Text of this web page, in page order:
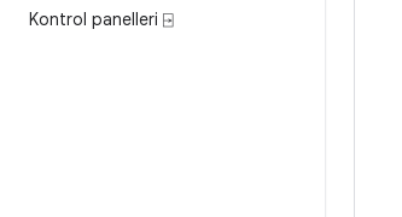
Kontrol panelleri ⍈